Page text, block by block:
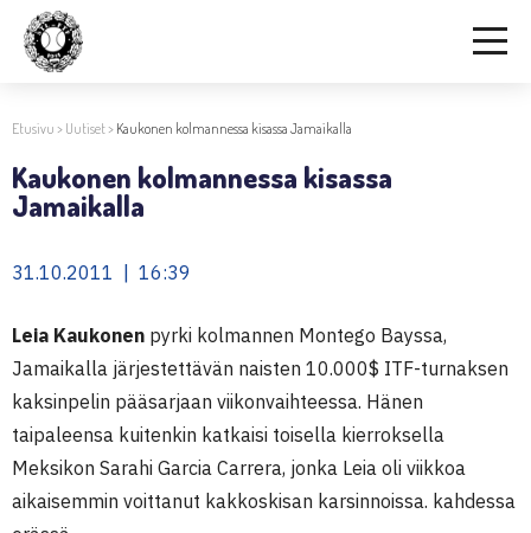
Etusivu > Uutiset> Kaukonen kolmannessa kisassa Jamaikalla
Kaukonen kolmannessa kisassa
Jamaikalla
31.10.2011 | 16:39
Leia Kaukonen pyrki kolmannen Montego Bayssa,
Jamaikalla järjestettävän naisten 10.000$ ITF-turnaksen
kaksinpelin pääsarjaan viikonvaihteessa. Hänen
taipaleensa kuitenkin katkaisi toisella kierroksella
Meksikon Sarahi Garcia Carrera, jonka Leia oli viikkoa
aikaisemmin voittanut kakkoskisan karsinnoissa. kahdessa